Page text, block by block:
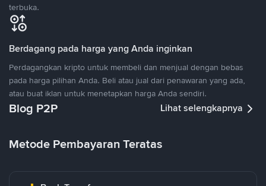
terbuka.
Berdagang pada harga yang Anda inginkan
Perdagangkan kripto untuk membeli dan menjual dengan bebas
pada harga pilihan Anda. Beli atau jual dari penawaran yang ada,
atau buat iklan untuk menetapkan harga Anda sendiri.
Blog P2P Lihat selengkapnya
Metode Pembayaran Teratas